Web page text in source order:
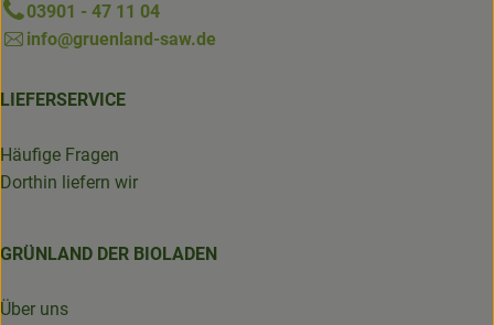
03901 - 47 11 04
info@gruenland-saw.de
LIEFERSERVICE
Häufige Fragen
Dorthin liefern wir
GRÜNLAND DER BIOLADEN
Über uns